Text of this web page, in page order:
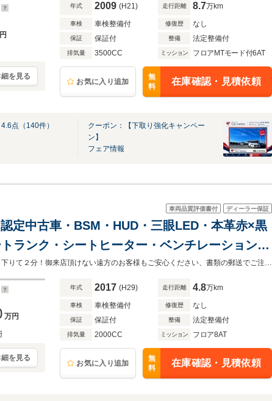
を見る
年式 2009 (H21) 走行距離 8.7万km
車検 車検整備付 修復歴 なし
保証 保証付 整備 法定整備付
排気量 3500CC ミッション フロアMTモード付6AT
お気に入り追加
無
料
在庫確認・見積依頼
4.6点（ 140件）
クーポン：【下取り強化キャンペー
ン】
フェア情報
車両品質評価書付 ディーラー保証
定中古車・BSM・HUD・三眼LED・本革赤×黒
ランク・シートヒーター・ベンチレーション・
全都道府県販売可☆高速 「和歌山」 ＩＣ下りて２分！御来店頂けない遠方のお客様もご安心ください、書類の郵送でご注文頂けます。
万円
を見る
年式 2017 (H29) 走行距離 4.8万km
車検 車検整備付 修復歴 なし
保証 保証付 整備 法定整備付
排気量 2000CC ミッション フロア8AT
お気に入り追加
無
料
在庫確認・見積依頼